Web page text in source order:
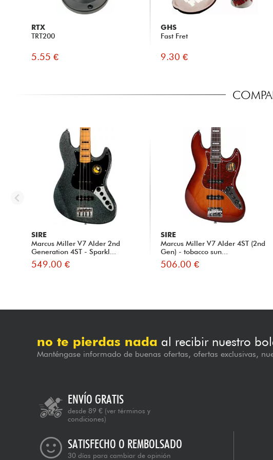
RTX
TRT200
5.55 €
GHS
Fast Fret
9.30 €
SIRE
Marcus Miller V7 Alder 2nd
Generation 4ST - Sparkl...
549.00 €
SIRE
Marcus Miller V7 Alder 4ST (2nd
Gen) - tobacco sun...
506.00 €
no te pierdas nada al recibir nuestro
Manténgase informado de buenas ofertas, ofertas exclusivas,
ENVÍO GRATIS
desde 89 € (ver términos y
condiciones)
SATISFECHO O REMBOLSADO
30 días para cambiar de opinión